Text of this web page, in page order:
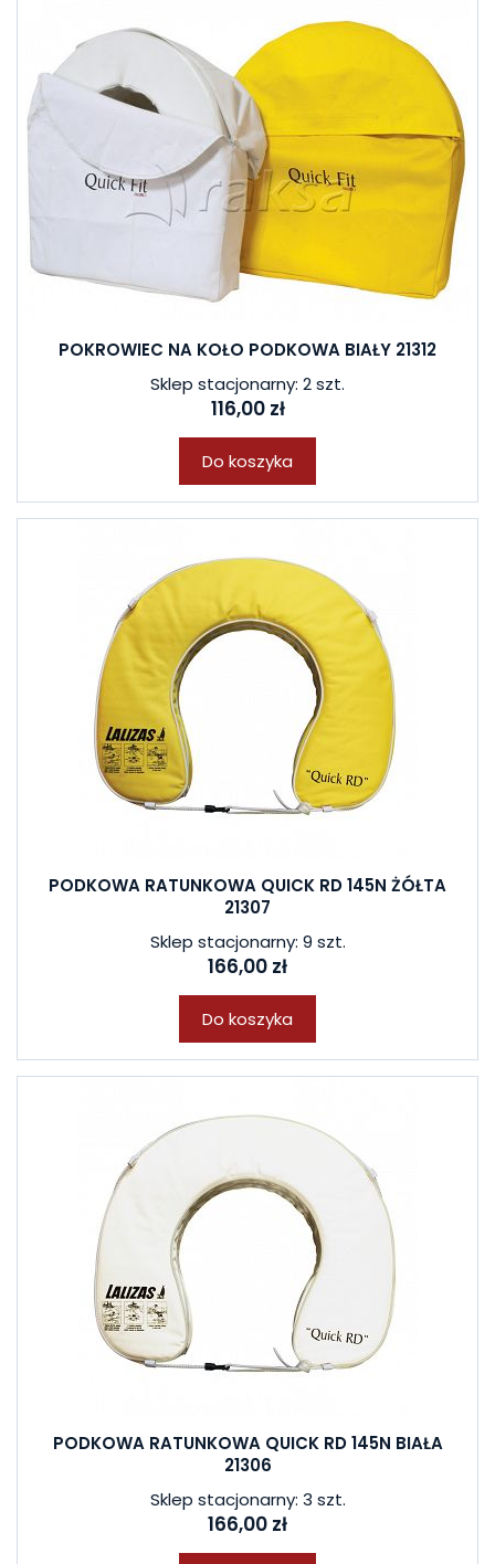
POKROWIEC NA KOŁO PODKOWA BIAŁY 21312
Sklep stacjonarny: 2 szt.
116,00 zł
Do koszyka
PODKOWA RATUNKOWA QUICK RD 145N ŻÓŁTA
21307
Sklep stacjonarny: 9 szt.
166,00 zł
Do koszyka
PODKOWA RATUNKOWA QUICK RD 145N BIAŁA
21306
Sklep stacjonarny: 3 szt.
166,00 zł